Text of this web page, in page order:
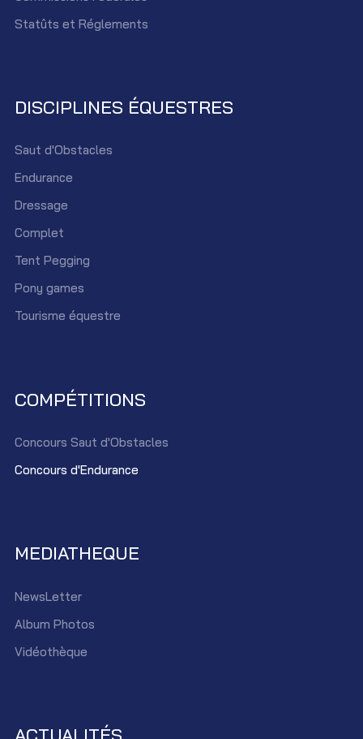
Statûts et Réglements
DISCIPLINES ÉQUESTRES
Saut d'Obstacles
Endurance
Dressage
Complet
Tent Pegging
Pony games
Tourisme équestre
COMPÉTITIONS
Concours Saut d'Obstacles
Concours d'Endurance
MEDIATHEQUE
NewsLetter
Album Photos
Vidéothèque